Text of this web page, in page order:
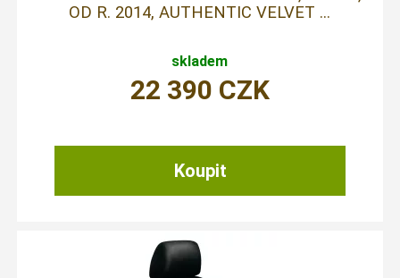
OD R. 2014, AUTHENTIC VELVET ...
skladem
22 390 CZK